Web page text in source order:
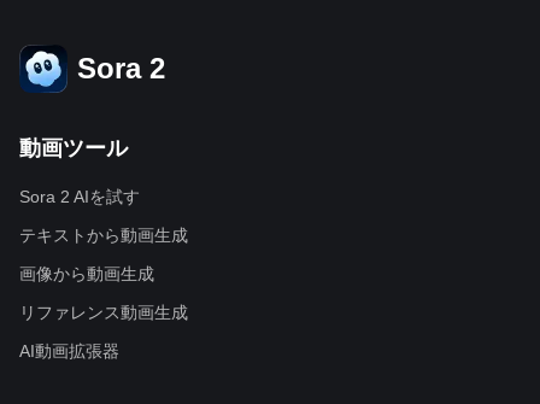
Sora 2
動画ツール
Sora 2 AIを試す
テキストから動画生成
画像から動画生成
リファレンス動画生成
AI動画拡張器